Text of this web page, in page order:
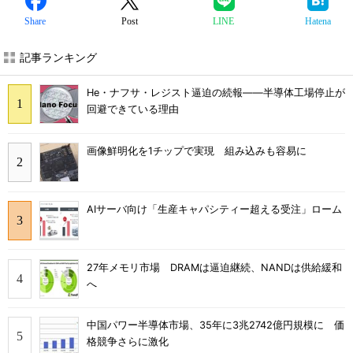
Share Post LINE Hatena
記事ランキング
He・ナフサ・レジスト逼迫の続報――半導体工場停止が
回避できている理由
画像鮮明化を1チップで実現 組み込みも容易に
AIサーバ向け「生産キャパシティー超える受注」ローム
27年メモリ市場 DRAMは逼迫継続、NANDは供給緩和
へ
中国パワー半導体市場、35年に3兆2742億円規模に 価
格競争さらに激化